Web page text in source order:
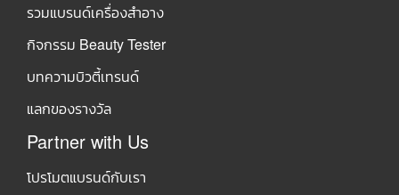
รวมแบรนด์เครื่องสำอาง
กิจกรรม Beauty Tester
บทความบิวตี้เทรนด์
แลกของรางวัล
Partner with Us
โปรโมตแบรนด์กับเรา